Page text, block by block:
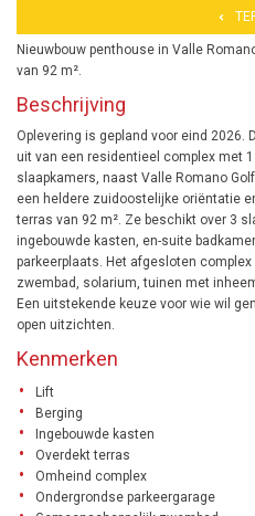
Nieuwbouw penthouse in Valle
van 92 m².
Beschrijving
Oplevering is gepland voor eind 2026.
uit van een residentieel complex met
slaapkamers, naast Valle Romano
een heldere zuidoostelijke oriëntatie
terras van 92 m². Ze beschikt over 3
ingebouwde kasten, en-suite
parkeerplaats. Het afgesloten
zwembad, solarium, tuinen met
Een uitstekende keuze voor wie wil
open uitzichten.
Kenmerken
Lift
Berging
Ingebouwde kasten
Overdekt terras
Omheind complex
Ondergrondse parkeergarage